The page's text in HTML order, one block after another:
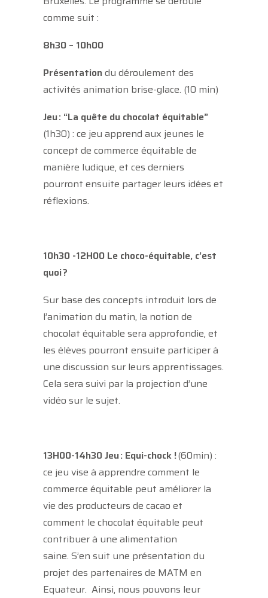
comme suit :
8h30 – 10h00
Présentationdu déroulement des
activités animation brise-glace. (10 min)
Jeu : “La quête du chocolat équitable”
(1h30) : ce jeu apprend aux jeunes le
concept de commerce équitable de
manière ludique, et ces derniers
pourront ensuite partager leurs idées et
réflexions.
10h30 -12H00 Le choco-équitable, c’est
quoi ?
Sur base des concepts introduit lors de
l’animation du matin, la notion de
chocolat équitable sera approfondie, et
les élèves pourront ensuite participer à
une discussion sur leurs apprentissages.
Cela sera suivi par la projection d’une
vidéo sur le sujet.
13H00-14h30 Jeu : Equi-chock !(60min) :
ce jeu vise à apprendre comment le
commerce équitable peut améliorer la
vie des producteurs de cacao et
comment le chocolat équitable peut
contribuer à une alimentation
saine. S’en suit une présentation du
projet des partenaires de MATM en
Equateur. Ainsi, nous pouvons leur